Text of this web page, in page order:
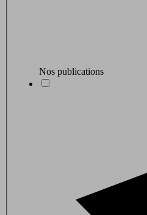
Nos publications